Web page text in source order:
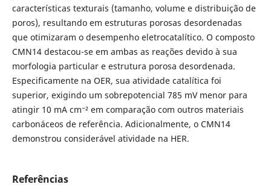
características texturais (tamanho, volume e distribuição de
poros), resultando em estruturas porosas desordenadas
que otimizaram o desempenho eletrocatalítico. O composto
CMN14 destacou-se em ambas as reações devido à sua
morfologia particular e estrutura porosa desordenada.
Especificamente na OER, sua atividade catalítica foi
superior, exigindo um sobrepotencial 785 mV menor para
atingir 10 mA cm⁻² em comparação com outros materiais
carbonáceos de referência. Adicionalmente, o CMN14
demonstrou considerável atividade na HER.
Referências